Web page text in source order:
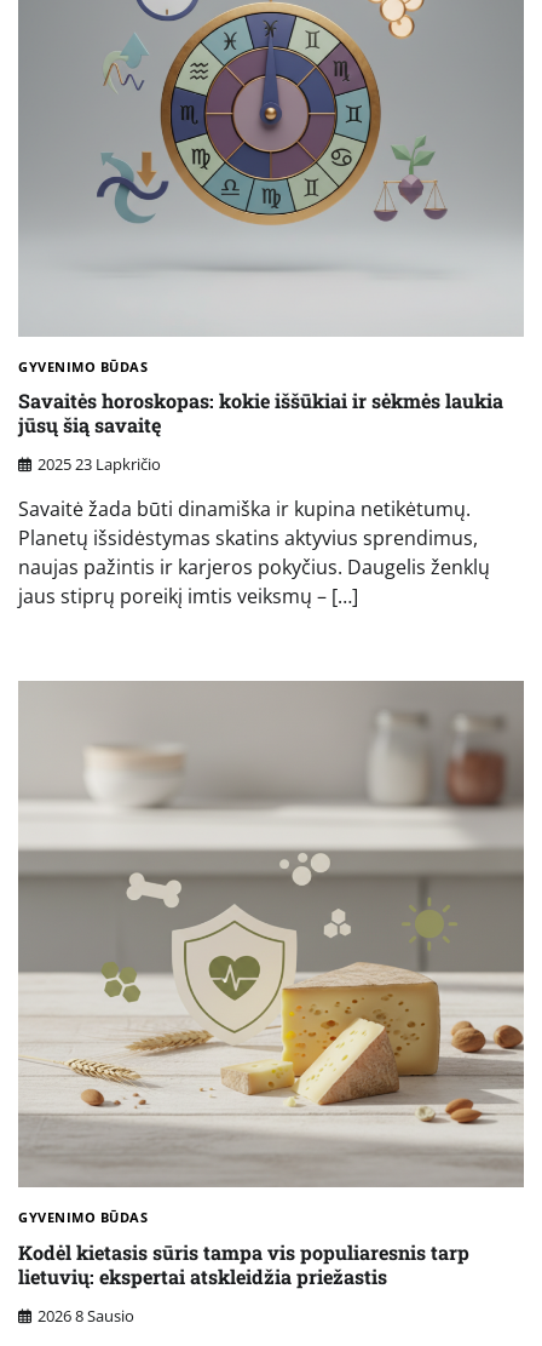
GYVENIMO BŪDAS
Savaitės horoskopas: kokie iššūkiai ir sėkmės laukia
jūsų šią savaitę
2025 23 Lapkričio
Savaitė žada būti dinamiška ir kupina netikėtumų.
Planetų išsidėstymas skatins aktyvius sprendimus,
naujas pažintis ir karjeros pokyčius. Daugelis ženklų
jaus stiprų poreikį imtis veiksmų – […]
GYVENIMO BŪDAS
Kodėl kietasis sūris tampa vis populiaresnis tarp
lietuvių: ekspertai atskleidžia priežastis
2026 8 Sausio